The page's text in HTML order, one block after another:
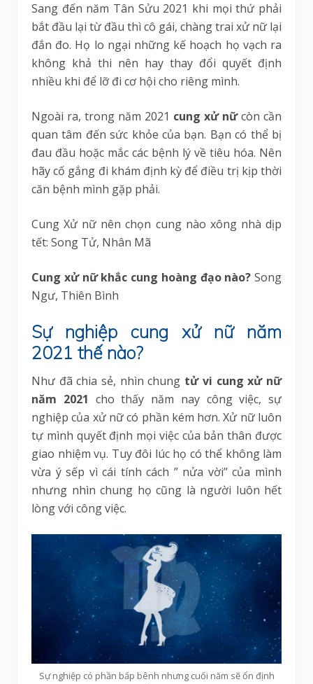
Sang đến năm Tân Sửu 2021 khi mọi thứ phải
bắt đầu lại từ đầu thì cô gái, chàng trai xử nữ lại
đắn đo. Họ lo ngại những kế hoạch họ vạch ra
không khả thi nên hay thay đổi quyết định
nhiều khi để lỡ đi cơ hội cho riêng mình.
Ngoài ra, trong năm 2021 cung xử nữcòn cần
quan tâm đến sức khỏe của bạn. Bạn có thể bị
đau đầu hoặc mắc các bệnh lý về tiêu hóa. Nên
hãy cố gắng đi khám định kỳ để điều trị kịp thời
căn bệnh mình gặp phải.
Cung Xử nữ nên chọn cung nào xông nhà dịp
tết: Song Tử, Nhân Mã
Cung xử nữ khắc cung hoàng đạo nào? Song
Ngư, Thiên Bình
Sự nghiệp cung xử nữ năm
2021 thế nào?
Như đã chia sẻ, nhìn chung tử vi cung xử nữ
năm 2021 cho thấy năm nay công việc, sự
nghiệp của xử nữ có phần kém hơn. Xử nữ luôn
tự mình quyết định mọi việc của bản thân được
giao nhiệm vụ. Tuy đôi lúc họ có thể không làm
vừa ý sếp vì cái tính cách ” nửa vời” của mình
nhưng nhìn chung họ cũng là người luôn hết
lòng với công việc.
Sự nghiệp có phần bấp bênh nhưng cuối năm sẽ ổn định